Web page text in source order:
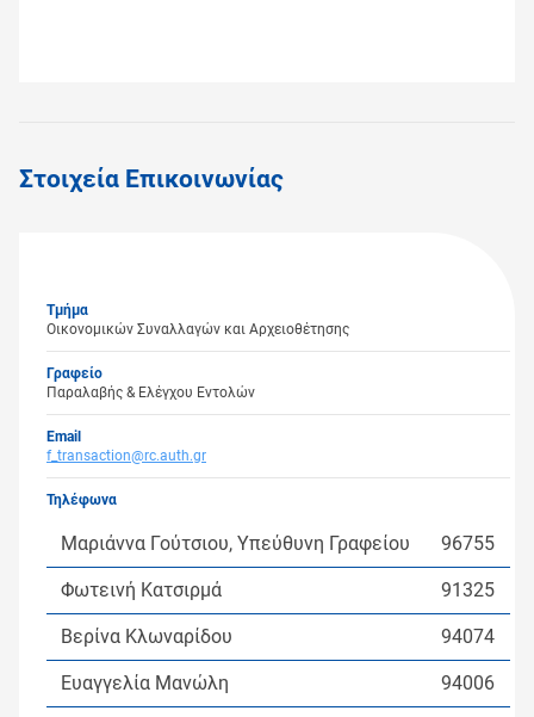
Στοιχεία Επικοινωνίας
Τμήμα
Οικονομικών Συναλλαγών και Αρχειοθέτησης
Γραφείο
Παραλαβής & Ελέγχου Εντολών
Email
f_transaction@rc.auth.gr
Τηλέφωνα
Μαριάννα Γούτσιου, Υπεύθυνη Γραφείου 96755
Φωτεινή Κατσιρμά 91325
Βερίνα Κλωναρίδου 94074
Ευαγγελία Μανώλη 94006